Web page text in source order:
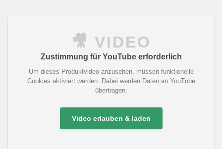
🎥 VIDEO
Zustimmung für YouTube erforderlich
Um dieses Produktvideo anzusehen, müssen funktionelle
Cookies aktiviert werden. Dabei werden Daten an YouTube
übertragen.
Video erlauben & laden